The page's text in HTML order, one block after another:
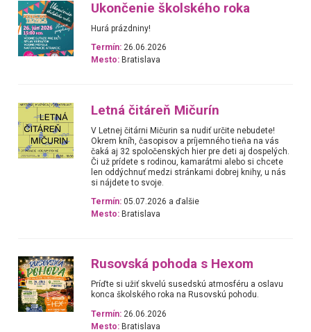
Ukončenie školského roka
Hurá prázdniny!
Termín: 26.06.2026
Mesto: Bratislava
Letná čitáreň Mičurín
V Letnej čitárni Mičurin sa nudiť určite nebudete!
Okrem kníh, časopisov a príjemného tieňa na vás
čaká aj 32 spoločenských hier pre deti aj dospelých.
Či už prídete s rodinou, kamarátmi alebo si chcete
len oddýchnuť medzi stránkami dobrej knihy, u nás
si nájdete to svoje.
Termín: 05.07.2026 a ďalšie
Mesto: Bratislava
Rusovská pohoda s Hexom
Príďte si užiť skvelú susedskú atmosféru a oslavu
konca školského roka na Rusovskú pohodu.
Termín: 26.06.2026
Mesto: Bratislava